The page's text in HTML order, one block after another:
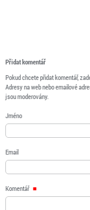
Přidat komentář
Pokud chcete přidat komentář,
Adresy na web nebo emailové
jsou moderovány.
Jméno
Email
Komentář